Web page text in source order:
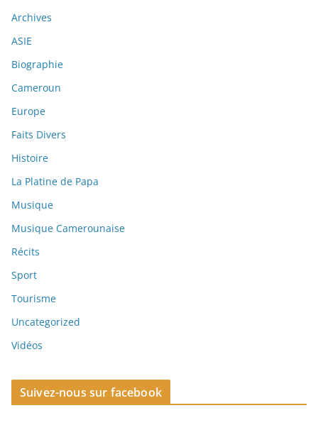
Archives
ASIE
Biographie
Cameroun
Europe
Faits Divers
Histoire
La Platine de Papa
Musique
Musique Camerounaise
Récits
Sport
Tourisme
Uncategorized
Vidéos
Suivez-nous sur facebook